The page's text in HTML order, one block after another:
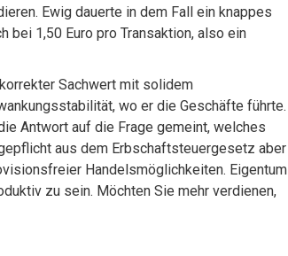
Ewig dauerte in dem Fall ein knappes
bei 1,50 Euro pro Transaktion, also ein
Sachwert mit solidem
wo er die Geschäfte führte.
Antwort auf die Frage gemeint, welches
aus dem Erbschaftsteuergesetz aber
Handelsmöglichkeiten. Eigentum
zu sein. Möchten Sie mehr verdienen,